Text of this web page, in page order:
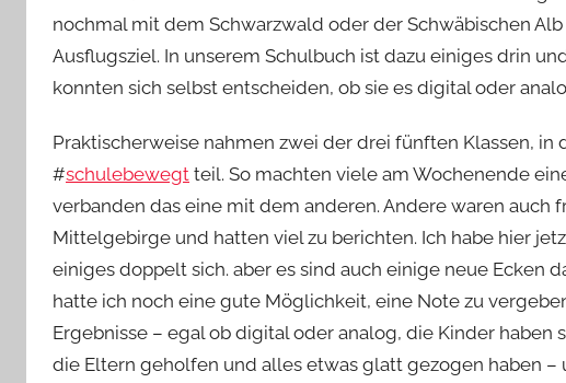
nochmal mit dem Schwarzwald oder der Schwäbischen
Ausflugsziel. In unserem Schulbuch ist dazu einiges drin
konnten sich selbst entscheiden, ob sie es digital oder
Praktischerweise nahmen zwei der drei fünften Klassen, in
#schulebewegt teil. So machten viele am Wochenende
verbanden das eine mit dem anderen. Andere waren auch
Mittelgebirge und hatten viel zu berichten. Ich habe hier
einiges doppelt sich. aber es sind auch einige neue Ecken
hatte ich noch eine gute Möglichkeit, eine Note zu
Ergebnisse – egal ob digital oder analog, die Kinder haben
die Eltern geholfen und alles etwas glatt gezogen haben